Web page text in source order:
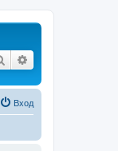
Поиск
Вход